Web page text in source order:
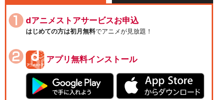
dアニメストアサービスお申込
はじめての方は初月無料でアニメが見放題！
アプリ無料インストール